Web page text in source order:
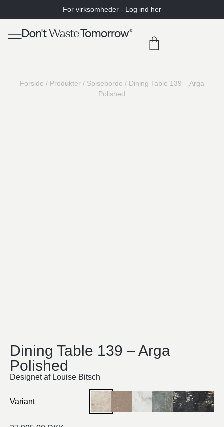
For virksomheder - Log ind her
Forside / Produkter/ Spiseborde / Dining Table 139 – Arga
Polished
Dining Table 139 – Arga
Polished
Designet af Louise Bitsch
Variant